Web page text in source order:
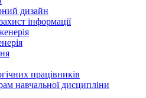
дизайн
інформації
працівників
навчальної дисципліни